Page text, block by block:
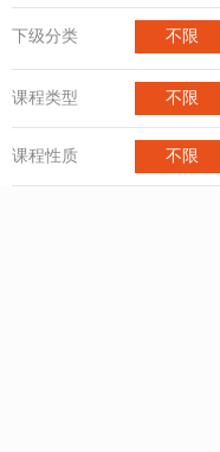
下级分类 不限
课程类型 不限
课程性质 不限